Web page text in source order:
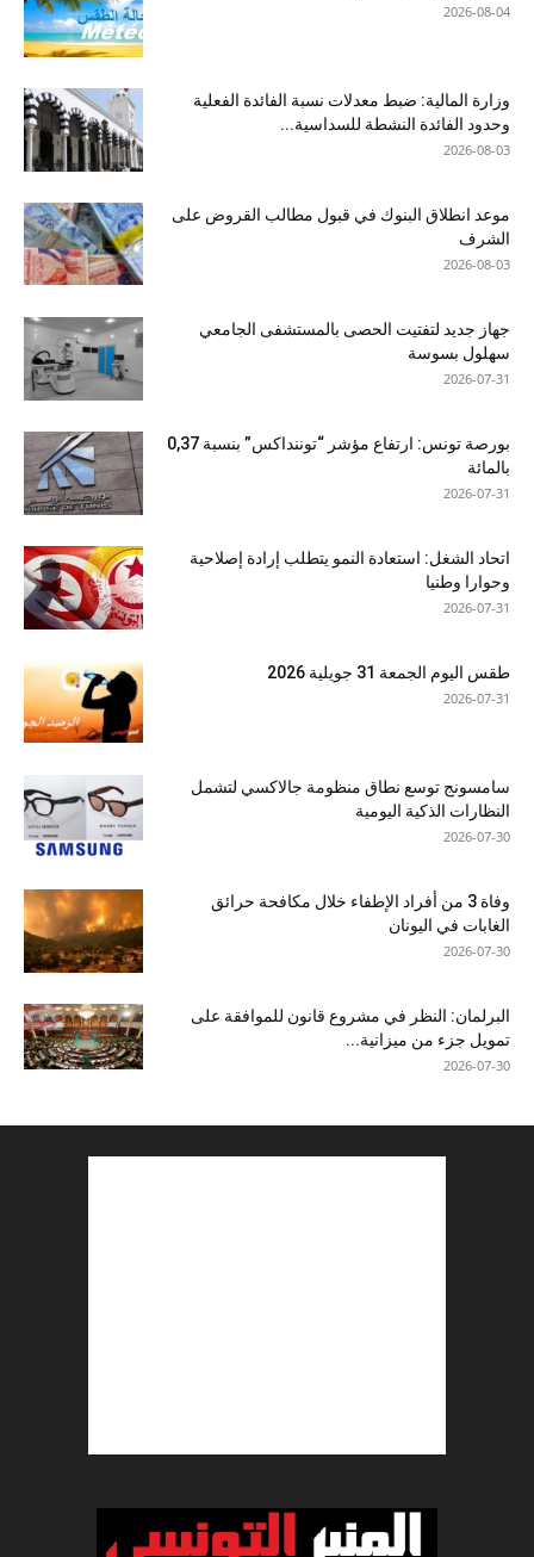
2026-08-04
وزارة المالية: ضبط معدلات نسبة الفائدة الفعلية
وحدود الفائدة النشطة للسداسية...
2026-08-03
موعد انطلاق البنوك في قبول مطالب القروض على
الشرف
2026-08-03
جهاز جديد لتفتيت الحصى بالمستشفى الجامعي
سهلول بسوسة
2026-07-31
بورصة تونس: ارتفاع مؤشر “توننداكس” بنسبة 0,37
بالمائة
2026-07-31
اتحاد الشغل: استعادة النمو يتطلب إرادة إصلاحية
وحوارا وطنيا
2026-07-31
طقس اليوم الجمعة 31 جويلية 2026
2026-07-31
سامسونج توسع نطاق منظومة جالاكسي لتشمل
النظارات الذكية اليومية
2026-07-30
وفاة 3 من أفراد الإطفاء خلال مكافحة حرائق
الغابات في اليونان
2026-07-30
البرلمان: النظر في مشروع قانون للموافقة على
تمويل جزء من ميزانية...
2026-07-30